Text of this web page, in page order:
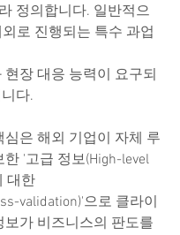
정의합니다. 일반적으
로 진행되는 특수 과업
장 대응 능력이 요구되
다.
심은 해외 기업이 자체 루
'고급 정보(High-level
대한
validation)'으로 클라이
보가 비즈니스의 판도를